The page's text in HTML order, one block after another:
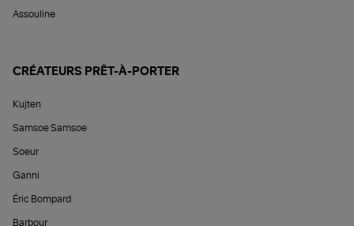
Assouline
CRÉATEURS PRÊT-À-PORTER
Kujten
Samsoe Samsoe
Soeur
Ganni
Éric Bompard
Barbour